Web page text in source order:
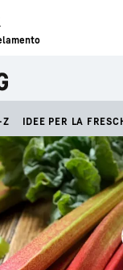
Z IDEE PER LA